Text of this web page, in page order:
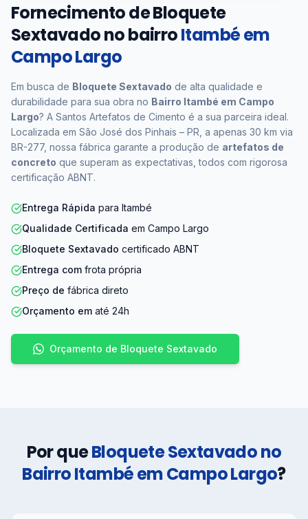
Fornecimento de Bloquete
Sextavado no bairroItambé em
Campo Largo
Em busca de Bloquete Sextavado de alta qualidade e
durabilidade para sua obra no Bairro Itambé em Campo
Largo? A Santos Artefatos de Cimento é a sua parceira ideal.
Localizada em São José dos Pinhais – PR, a apenas 30 km via
BR-277, nossa fábrica garante a produção de artefatos de
concreto que superam as expectativas, todos com rigorosa
certificação ABNT.
Entrega Rápida para Itambé
Qualidade Certificada em Campo Largo
Bloquete Sextavado certificado ABNT
Entrega com frota própria
Preço de fábrica direto
Orçamento em até 24h
Orçamento de Bloquete Sextavado
Por queBloquete Sextavado no
Bairro Itambé em Campo Largo?